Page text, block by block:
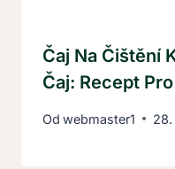
Čaj Na Čištění
Čaj: Recept
Od webmaster1 28.